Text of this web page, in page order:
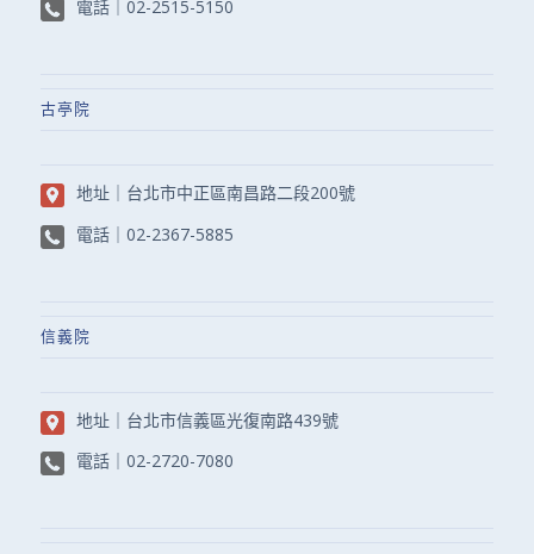
電話｜ 02-2515-5150
古亭院
地址｜ 台北市中正區南昌路二段200號
電話｜ 02-2367-5885
信義院
地址｜ 台北市信義區光復南路439號
電話｜ 02-2720-7080